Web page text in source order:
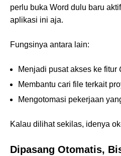
perlu buka Word dulu baru
aplikasi ini aja.
Fungsinya antara lain:
Menjadi pusat akses ke fitur
Membantu cari file terkait
Mengotomasi pekerjaan
Kalau dilihat sekilas, idenya
Dipasang Otomatis,